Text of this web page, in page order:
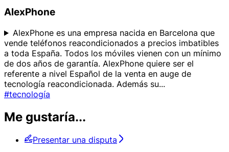
AlexPhone
AlexPhone es una empresa nacida en Barcelona que
vende teléfonos reacondicionados a precios imbatibles
a toda España. Todos los móviles vienen con un mínimo
de dos años de garantía. AlexPhone quiere ser el
referente a nivel Español de la venta en auge de
tecnología reacondicionada. Además su...
#tecnología
Me gustaría...
Presentar una disputa